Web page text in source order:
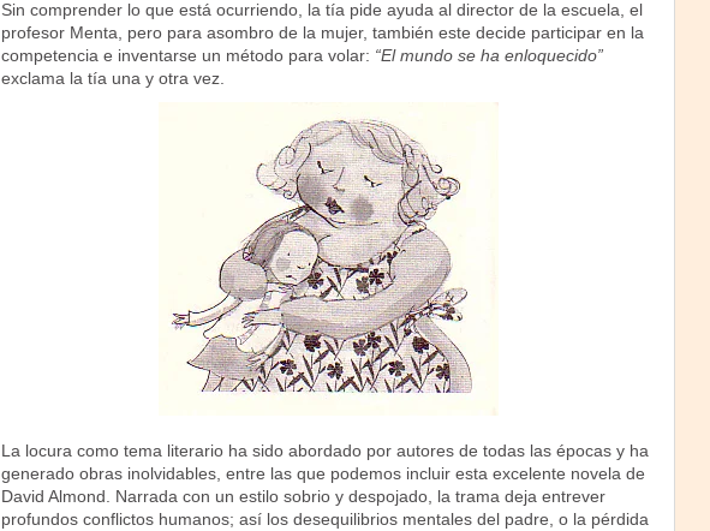
Sin comprender lo que está ocurriendo, la tía pide ayuda al director de la escuela, el
profesor Menta, pero para asombro de la mujer, también este decide participar en la
competencia e inventarse un método para volar: “El mundo se ha enloquecido”
exclama la tía una y otra vez.
La locura como tema literario ha sido abordado por autores de todas las épocas y ha
generado obras inolvidables, entre las que podemos incluir esta excelente novela de
David Almond. Narrada con un estilo sobrio y despojado, la trama deja entrever
profundos conflictos humanos; así los desequilibrios mentales del padre, o la pérdida